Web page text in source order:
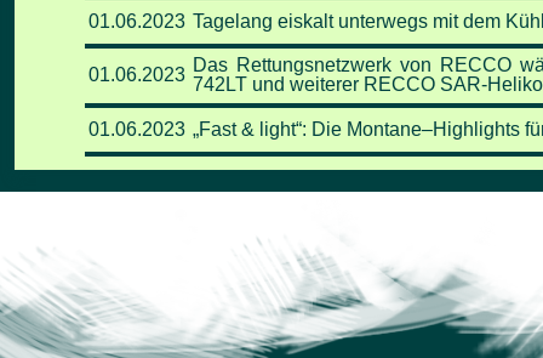
01.06.2023 Tagelang eiskalt unterwegs mit dem
01.06.2023 Das Rettungsnetzwerk von RECCO
742LT und weiterer RECCO SAR-
01.06.2023 „Fast & light“: Die Montane–Highlights